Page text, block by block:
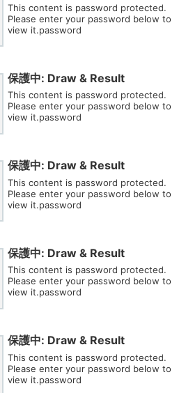
This content is password protected.
Please enter your password below to
view it.password
保護中: Draw & Result
This content is password protected.
Please enter your password below to
view it.password
保護中: Draw & Result
This content is password protected.
Please enter your password below to
view it.password
保護中: Draw & Result
This content is password protected.
Please enter your password below to
view it.password
保護中: Draw & Result
This content is password protected.
Please enter your password below to
view it.password